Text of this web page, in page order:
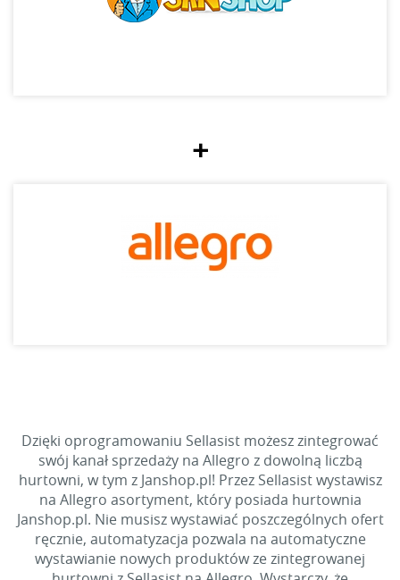
+
Dzięki oprogramowaniu Sellasist możesz zintegrować
swój kanał sprzedaży na Allegro z dowolną liczbą
hurtowni, w tym z Janshop.pl! Przez Sellasist wystawisz
na Allegro asortyment, który posiada hurtownia
Janshop.pl. Nie musisz wystawiać poszczególnych ofert
ręcznie, automatyzacja pozwala na automatyczne
wystawianie nowych produktów ze zintegrowanej